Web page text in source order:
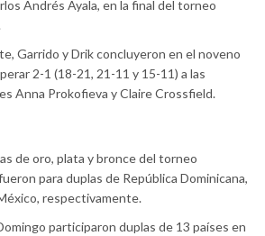
Andrés Ayala, en la final del torneo
Garrido y Drik concluyeron en el noveno
2-1 (18-21, 21-11 y 15-11) a las
Anna Prokofieva y Claire Crossfield.
de oro, plata y bronce del torneo
para duplas de República Dominicana,
respectivamente.
participaron duplas de 13 países en